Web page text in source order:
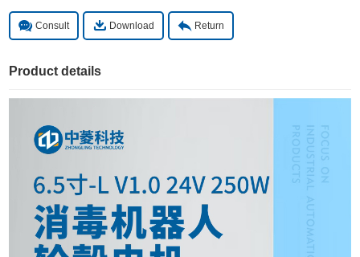
Consult Download Return
Product details